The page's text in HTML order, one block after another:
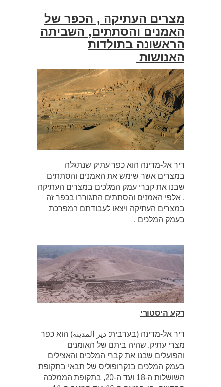
מצרים העתיקה , הכפר של
האמנים והסתתים, השביתה
הראשונה בתולדות
האנושות
דיר אל-מדינה הוא כפר עתיק שנתגלה
במצרים אשר שימש את האמנים והסתתים
שבנו את קברי עמק המלכים במצרים העתיקה
. אלפי האמנים והסתתים התגוררו בכפר זה
במצרים העתיקה ויצאו לעבודתם המפרכת
בעמק המלכים .
רקע היסטורי
דיר אל-מדינה (בערבית: دير المدينة) הוא כפר
מצרי עתיק, שהיה ביתם של האומנים
והפועלים שבנו את קברי המלכים והאצילים
בעמק המלכים בנקרופוליס של תבאי בתקופת
השושלות ה-18 ועד ה-20, בתקופת הממלכה